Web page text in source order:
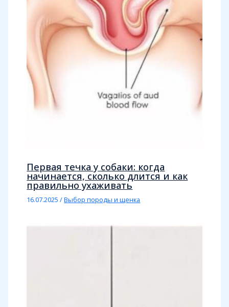
Первая течка у собаки: когда
начинается, сколько длится и как
правильно ухаживать
16.07.2025/Выбор породы и щенка